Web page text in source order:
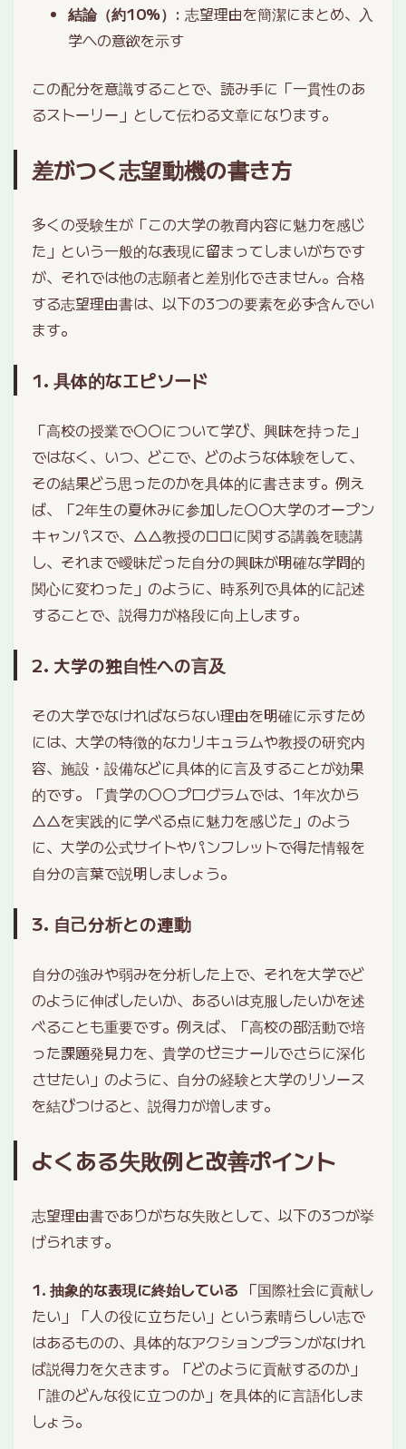
結論（約10%） : 志望理由を簡潔にまとめ、入
学への意欲を示す
この配分を意識することで、読み手に「一貫性のあ
るストーリー」として伝わる文章になります。
差がつく志望動機の書き方
多くの受験生が「この大学の教育内容に魅力を感じ
た」という一般的な表現に留まってしまいがちです
が、それでは他の志願者と差別化できません。合格
する志望理由書は、以下の3つの要素を必ず含んでい
ます。
1. 具体的なエピソード
「高校の授業で〇〇について学び、興味を持った」
ではなく、いつ、どこで、どのような体験をして、
その結果どう思ったのかを具体的に書きます。例え
ば、「2年生の夏休みに参加した〇〇大学のオープン
キャンパスで、△△教授の□□に関する講義を聴講
し、それまで曖昧だった自分の興味が明確な学問的
関心に変わった」のように、時系列で具体的に記述
することで、説得力が格段に向上します。
2. 大学の独自性への言及
その大学でなければならない理由を明確に示すため
には、大学の特徴的なカリキュラムや教授の研究内
容、施設・設備などに具体的に言及することが効果
的です。「貴学の〇〇プログラムでは、1年次から
△△を実践的に学べる点に魅力を感じた」のよう
に、大学の公式サイトやパンフレットで得た情報を
自分の言葉で説明しましょう。
3. 自己分析との連動
自分の強みや弱みを分析した上で、それを大学でど
のように伸ばしたいか、あるいは克服したいかを述
べることも重要です。例えば、「高校の部活動で培
った課題発見力を、貴学のゼミナールでさらに深化
させたい」のように、自分の経験と大学のリソース
を結びつけると、説得力が増します。
よくある失敗例と改善ポイント
志望理由書でありがちな失敗として、以下の3つが挙
げられます。
1. 抽象的な表現に終始している 「国際社会に貢献し
たい」「人の役に立ちたい」という素晴らしい志で
はあるものの、具体的なアクションプランがなけれ
ば説得力を欠きます。「どのように貢献するのか」
「誰のどんな役に立つのか」を具体的に言語化しま
しょう。